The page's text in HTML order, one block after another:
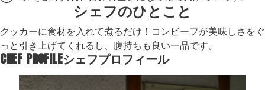
シェフのひとこと
クッカーに食材を入れて煮るだけ！コンビーフが美味しさをぐ
っと引き上げてくれるし、腹持ちも良い一品です。
CHEF PROFILEシェフプロフィール